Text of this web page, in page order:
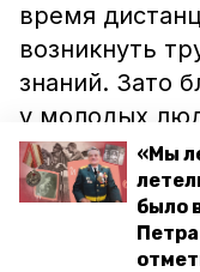
«Мы
было
время
возникнуть
знаний. Зато
у молодых
во времени –
часы на
педагогов,
пошёл в разы